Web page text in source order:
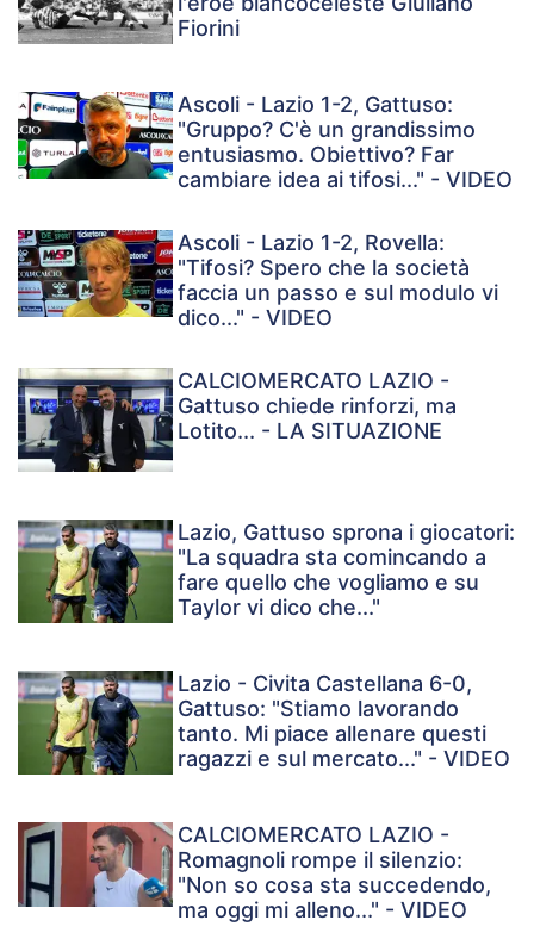
Fiorini
Ascoli - Lazio 1-2, Gattuso:
"Gruppo? C'è un grandissimo
entusiasmo. Obiettivo? Far
cambiare idea ai tifosi..." - VIDEO
Ascoli - Lazio 1-2, Rovella:
"Tifosi? Spero che la società
faccia un passo e sul modulo vi
dico..." - VIDEO
CALCIOMERCATO LAZIO -
Gattuso chiede rinforzi, ma
Lotito... - LA SITUAZIONE
Lazio, Gattuso sprona i giocatori:
"La squadra sta comincando a
fare quello che vogliamo e su
Taylor vi dico che..."
Lazio - Civita Castellana 6-0,
Gattuso: "Stiamo lavorando
tanto. Mi piace allenare questi
ragazzi e sul mercato..." - VIDEO
CALCIOMERCATO LAZIO -
Romagnoli rompe il silenzio:
"Non so cosa sta succedendo,
ma oggi mi alleno..." - VIDEO